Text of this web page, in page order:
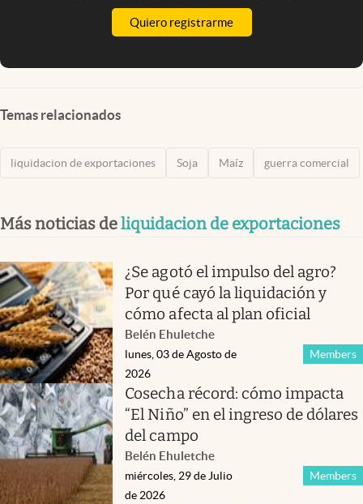
Quiero registrarme
Temas relacionados
liquidacion de exportaciones Soja Maíz guerra comercial
Más noticias deliquidacion de exportaciones
¿Se agotó el impulso del agro?
Por qué cayó la liquidación y
cómo afecta al plan oficial
Belén Ehuletche
Members
lunes, 03 de Agosto de
2026
Cosecha récord: cómo impacta
“El Niño” en el ingreso de dólares
del campo
Belén Ehuletche
Members
miércoles, 29 de Julio
de 2026